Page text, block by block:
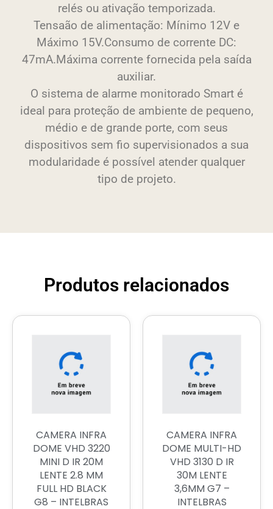
relés ou ativação temporizada.
Tensaão de alimentação: Mínimo 12V e
Máximo 15V.Consumo de corrente DC:
47mA.Máxima corrente fornecida pela saída
auxiliar.
O sistema de alarme monitorado Smart é
ideal para proteção de ambiente de pequeno,
médio e de grande porte, com seus
dispositivos sem fio supervisionados a sua
modularidade é possível atender qualquer
tipo de projeto.
Produtos relacionados
CAMERA INFRA
DOME VHD 3220
MINI D IR 20M
LENTE 2.8 MM
FULL HD BLACK
G8 – INTELBRAS
CAMERA INFRA
DOME MULTI-HD
VHD 3130 D IR
30M LENTE
3,6MM G7 –
INTELBRAS